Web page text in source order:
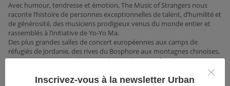
Avec humour, tendresse et émotion, The Music of Strangers nous
raconte l’histoire de personnes exceptionnelles de talent, d’humilité et
de générosité, des musiciens prodigieux venus du monde entier et
rassemblés à l’initiative de Yo-Yo Ma.
Des plus grandes salles de concert européennes aux camps de
réfugiés de Jordanie, des rives du Bosphore aux montagnes chinoises,
ces virtuoses unissent leur art et leurs cultures et font la
démonstration qu’avec des idées simples et des convictions fortes, on
peut changer le monde.
Inscrivez-vous à la newsletter Urban